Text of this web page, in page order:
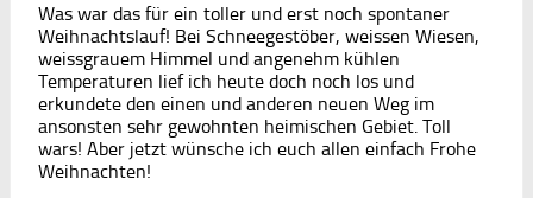
Was war das für ein toller und erst noch spontaner
Weihnachtslauf! Bei Schneegestöber, weissen Wiesen,
weissgrauem Himmel und angenehm kühlen
Temperaturen lief ich heute doch noch los und
erkundete den einen und anderen neuen Weg im
ansonsten sehr gewohnten heimischen Gebiet. Toll
wars! Aber jetzt wünsche ich euch allen einfach Frohe
Weihnachten!